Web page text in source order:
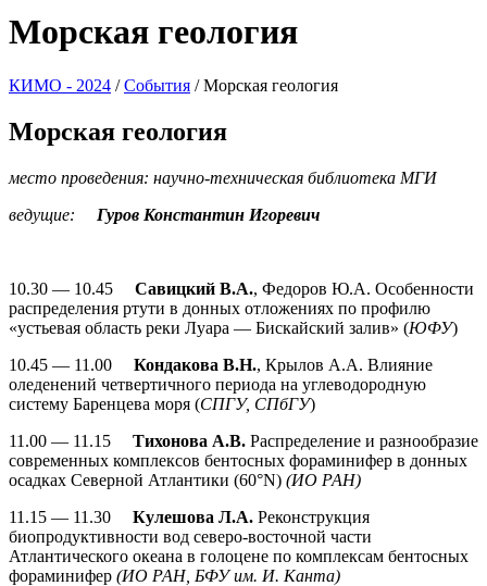
Морская геология
КИМО - 2024 /События /Морская геология
Морская геология
место проведения: научно-техническая библиотека МГИ
ведущие: Гуров Константин Игоревич
10.30 — 10.45 Савицкий В.А., Федоров Ю.А. Особенности
распределения ртути в донных отложениях по профилю
«устьевая область реки Луара — Бискайский залив» (ЮФУ)
10.45 — 11.00 Кондакова В.Н., Крылов А.А. Влияние
оледенений четвертичного периода на углеводородную
систему Баренцева моря (СПГУ, СПбГУ)
11.00 — 11.15 Тихонова А.В. Распределение и разнообразие
современных комплексов бентосных фораминифер в донных
осадках Северной Атлантики (60°N) (ИО РАН)
11.15 — 11.30 Кулешова Л.А. Реконструкция
биопродуктивности вод северо-восточной части
Атлантического океана в голоцене по комплексам бентосных
фораминифер (ИО РАН, БФУ им. И. Канта)